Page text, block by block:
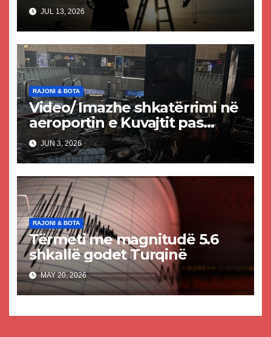
JUL 13, 2026
RAJONI & BOTA
Video/ Imazhe shkatërrimi në
aeroportin e Kuvajtit pas
sulmit iranian, një i vdekur
dhe shumë të plagosur
JUN 3, 2026
RAJONI & BOTA
Tërmeti me magnitudë 5.6
shkallë godet Turqinë
MAY 20, 2026